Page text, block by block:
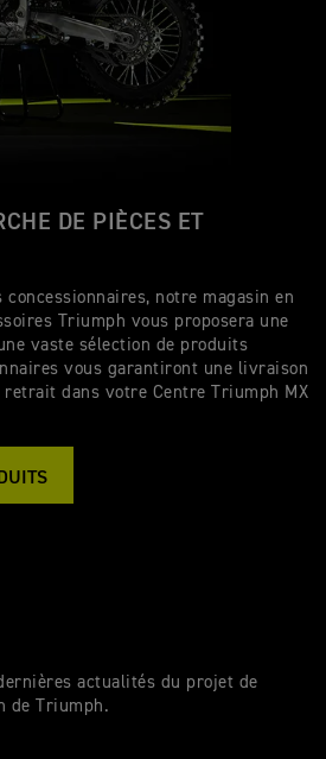
DE PIÈCES ET
concessionnaires, notre magasin en
Triumph vous proposera une
vaste sélection de produits
vous garantiront une livraison
retrait dans votre Centre Triumph MX
actualités du projet de
de Triumph.